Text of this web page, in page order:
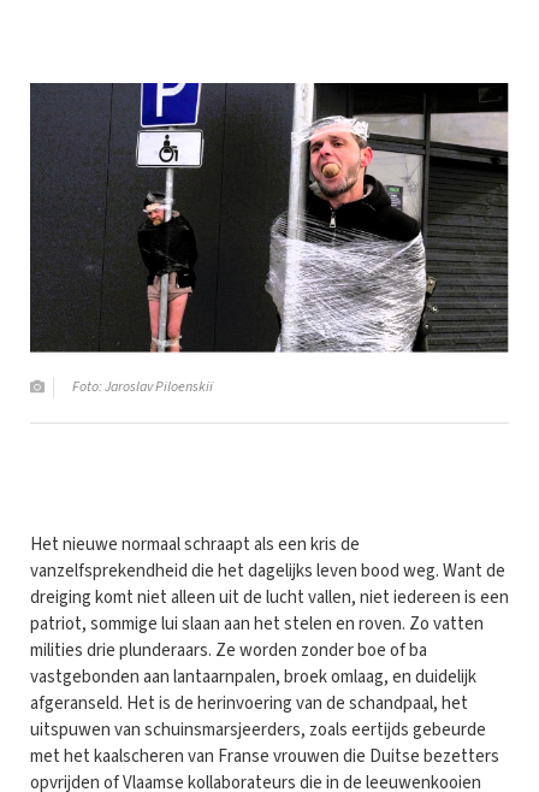
Foto: Jaroslav Piloenskiï
Het nieuwe normaal schraapt als een kris de
vanzelfsprekendheid die het dagelijks leven bood weg. Want de
dreiging komt niet alleen uit de lucht vallen, niet iedereen is een
patriot, sommige lui slaan aan het stelen en roven. Zo vatten
milities drie plunderaars. Ze worden zonder boe of ba
vastgebonden aan lantaarnpalen, broek omlaag, en duidelijk
afgeranseld. Het is de herinvoering van de schandpaal, het
uitspuwen van schuinsmarsjeerders, zoals eertijds gebeurde
met het kaalscheren van Franse vrouwen die Duitse bezetters
opvrijden of Vlaamse kollaborateurs die in de leeuwenkooien